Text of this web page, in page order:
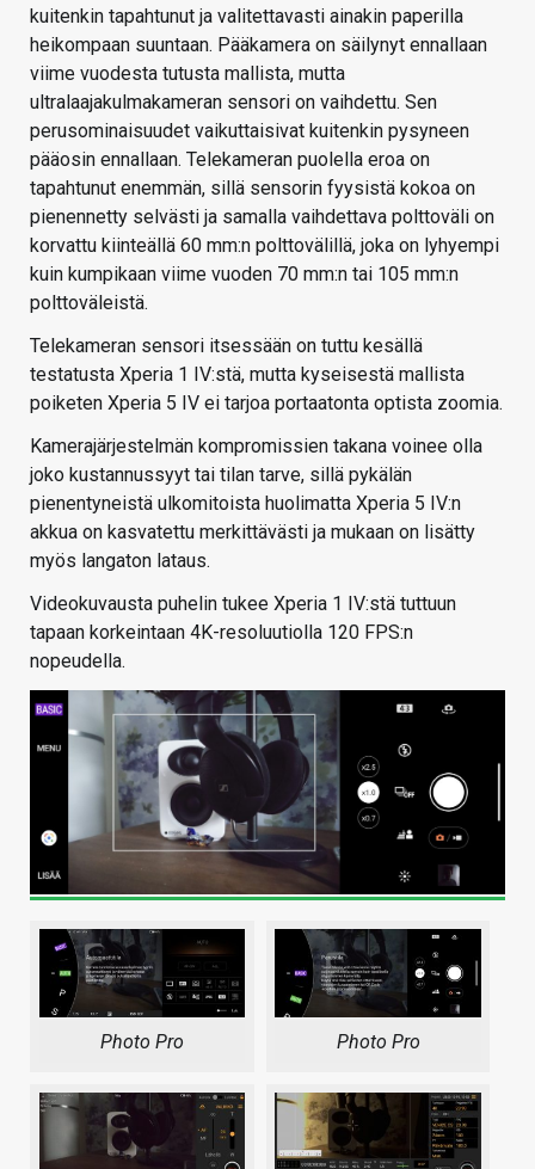
kuitenkin tapahtunut ja valitettavasti ainakin paperilla
heikompaan suuntaan. Pääkamera on säilynyt ennallaan
viime vuodesta tutusta mallista, mutta
ultralaajakulmakameran sensori on vaihdettu. Sen
perusominaisuudet vaikuttaisivat kuitenkin pysyneen
pääosin ennallaan. Telekameran puolella eroa on
tapahtunut enemmän, sillä sensorin fyysistä kokoa on
pienennetty selvästi ja samalla vaihdettava polttoväli on
korvattu kiinteällä 60 mm:n polttovälillä, joka on lyhyempi
kuin kumpikaan viime vuoden 70 mm:n tai 105 mm:n
polttoväleistä.
Telekameran sensori itsessään on tuttu kesällä
testatusta Xperia 1 IV:stä, mutta kyseisestä mallista
poiketen Xperia 5 IV ei tarjoa portaatonta optista zoomia.
Kamerajärjestelmän kompromissien takana voinee olla
joko kustannussyyt tai tilan tarve, sillä pykälän
pienentyneistä ulkomitoista huolimatta Xperia 5 IV:n
akkua on kasvatettu merkittävästi ja mukaan on lisätty
myös langaton lataus.
Videokuvausta puhelin tukee Xperia 1 IV:stä tuttuun
tapaan korkeintaan 4K-resoluutiolla 120 FPS:n
nopeudella.
Photo Pro Photo Pro